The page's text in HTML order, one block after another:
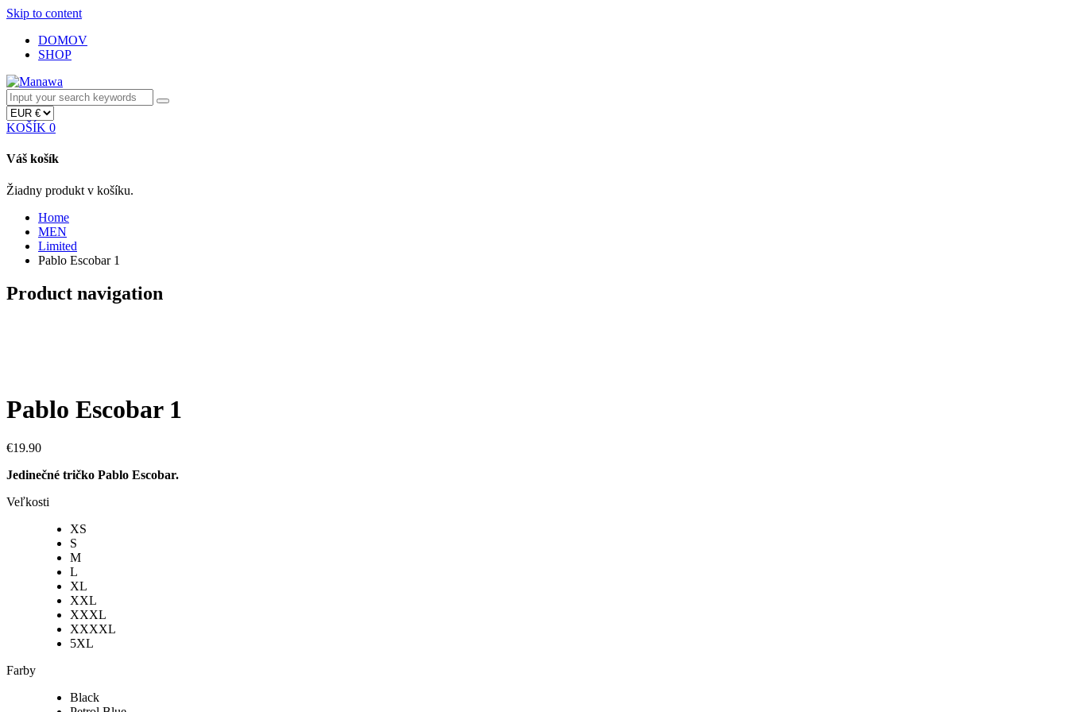
Skip to content
DOMOV
SHOP
KOŠÍK 0
Váš košík
Žiadny produkt v košíku.
Home
MEN
Limited
Pablo Escobar 1
Product navigation
Pablo Escobar 1
€19.90
Jedinečné tričko Pablo Escobar.
Veľkosti
XS
S
M
L
XL
XXL
XXXL
XXXXL
5XL
Farby
Black